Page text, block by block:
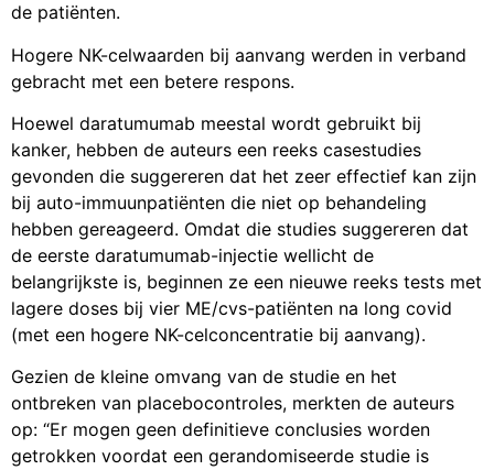
de patiënten.
Hogere NK-celwaarden bij aanvang werden in verband
gebracht met een betere respons.
Hoewel daratumumab meestal wordt gebruikt bij
kanker, hebben de auteurs een reeks casestudies
gevonden die suggereren dat het zeer effectief kan zijn
bij auto-immuunpatiënten die niet op behandeling
hebben gereageerd. Omdat die studies suggereren dat
de eerste daratumumab-injectie wellicht de
belangrijkste is, beginnen ze een nieuwe reeks tests met
lagere doses bij vier ME/cvs-patiënten na long covid
(met een hogere NK-celconcentratie bij aanvang).
Gezien de kleine omvang van de studie en het
ontbreken van placebocontroles, merkten de auteurs
op: “Er mogen geen definitieve conclusies worden
getrokken voordat een gerandomiseerde studie is